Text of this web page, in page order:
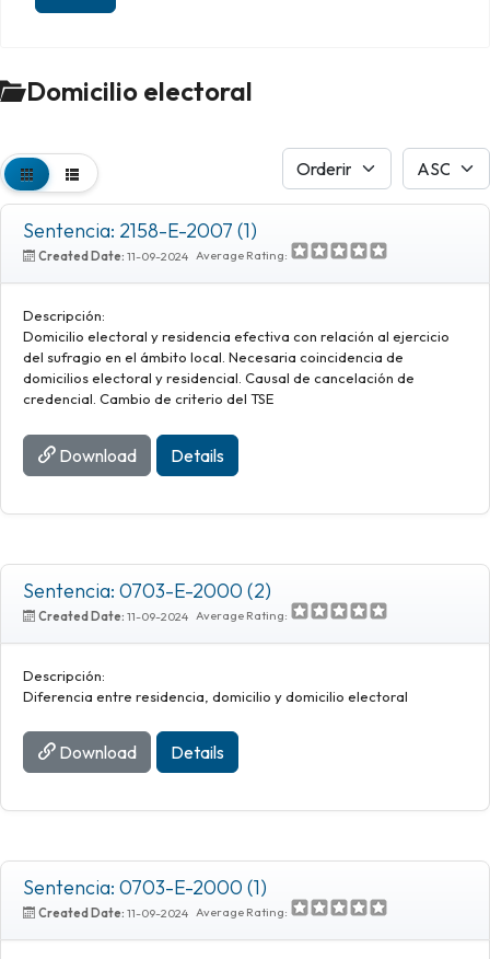
Domicilio electoral
Sentencia: 2158-E-2007 (1)
Created Date: 11-09-2024 Average Rating:
Descripción:
Domicilio electoral y residencia efectiva con relación al ejercicio
del sufragio en el ámbito local. Necesaria coincidencia de
domicilios electoral y residencial. Causal de cancelación de
credencial. Cambio de criterio del TSE
Download Details
Sentencia: 0703-E-2000 (2)
Created Date: 11-09-2024 Average Rating:
Descripción:
Diferencia entre residencia, domicilio y domicilio electoral
Download Details
Sentencia: 0703-E-2000 (1)
Created Date: 11-09-2024 Average Rating: